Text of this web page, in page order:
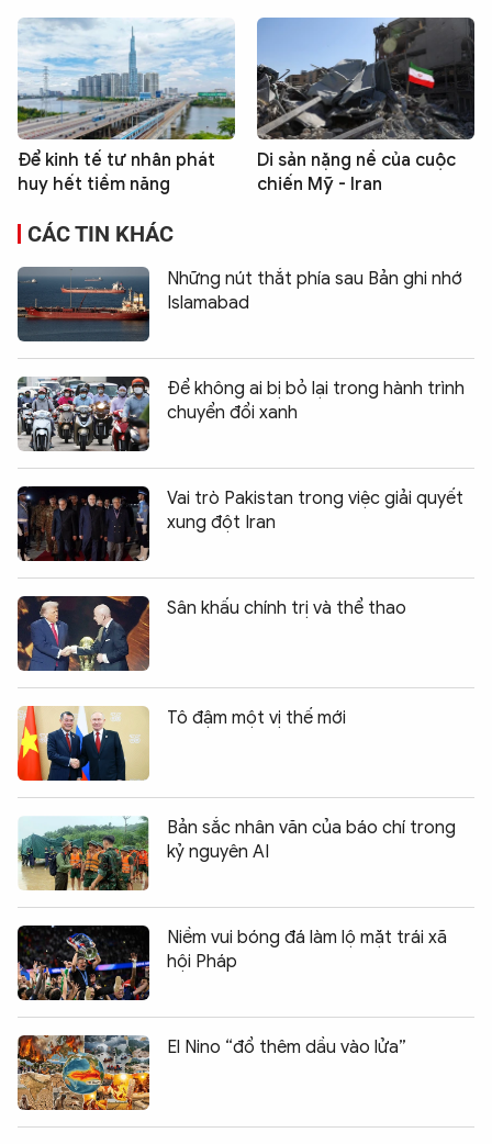
Để kinh tế tư nhân phát
huy hết tiềm năng
Di sản nặng nề của cuộc
chiến Mỹ - Iran
CÁC TIN KHÁC
Những nút thắt phía sau Bản ghi nhớ
Islamabad
Để không ai bị bỏ lại trong hành trình
chuyển đổi xanh
Vai trò Pakistan trong việc giải quyết
xung đột Iran
Sân khấu chính trị và thể thao
Tô đậm một vị thế mới
Bản sắc nhân văn của báo chí trong
kỷ nguyên AI
Niềm vui bóng đá làm lộ mặt trái xã
hội Pháp
El Nino “đổ thêm dầu vào lửa”